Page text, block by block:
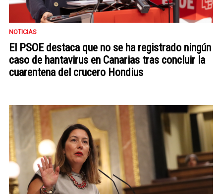
NOTICIAS
El PSOE destaca que no se ha registrado ningún
caso de hantavirus en Canarias tras concluir la
cuarentena del crucero Hondius